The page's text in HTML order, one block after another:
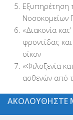
PayPal
Δράσεις
Τομείς
Εξυπηρέτηση
Νοσοκομείων
«Διακονία
φροντίδας
οίκον
«Φιλοξενία
ασθενών από
ΑΚΟΛΟΥΘΗΣΤΕ